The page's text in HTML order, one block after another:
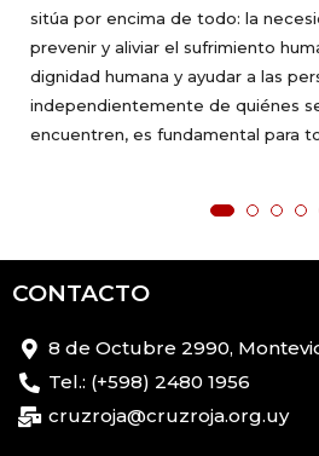
sitúa por encima de todo: la
prevenir y aliviar el sufrimiento
dignidad humana y ayudar a las
independientemente de quiénes
encuentren, es fundamental para
CONTACTO
8 de Octubre 2990,
Tel.: (+598) 2480 1956
cruzroja@cruzroja.org.uy